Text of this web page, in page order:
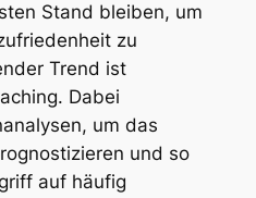
Stand bleiben, um
zu
Trend ist
Dabei
um das
und so
auf häufig